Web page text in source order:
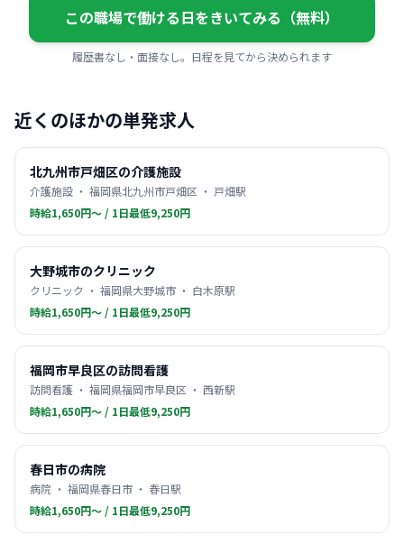
この職場で働ける日をきいてみる（無料）
履歴書なし・面接なし。日程を見てから決められます
近くのほかの単発求人
北九州市戸畑区の介護施設
介護施設 ・ 福岡県北九州市戸畑区 ・ 戸畑駅
時給1,650円〜 / 1日最低9,250円
大野城市のクリニック
クリニック ・ 福岡県大野城市 ・ 白木原駅
時給1,650円〜 / 1日最低9,250円
福岡市早良区の訪問看護
訪問看護 ・ 福岡県福岡市早良区 ・ 西新駅
時給1,650円〜 / 1日最低9,250円
春日市の病院
病院 ・ 福岡県春日市 ・ 春日駅
時給1,650円〜 / 1日最低9,250円